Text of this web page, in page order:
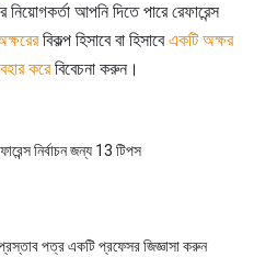
আপনি দিতে পারে রেফারেন্স
বিকল্প হিসাবে বা হিসাবেএকটি অক্ষর
করেবিবেচনা করুন।
নির্বাচন জন্য 13 টিপস
পত্র একটি প্রফেসর জিজ্ঞাসা করুন